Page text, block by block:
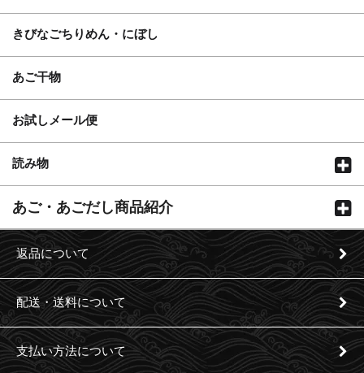
きびなごちりめん・にぼし
あご干物
お試しメール便
読み物
あご・あごだし商品紹介
返品について
配送・送料について
支払い方法について